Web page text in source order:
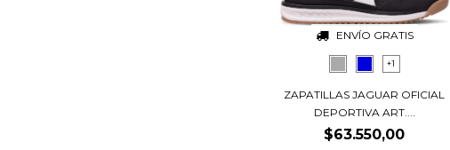
ENVÍO GRATIS
+1
ZAPATILLAS JAGUAR OFICIAL
DEPORTIVA ART....
$63.550,00